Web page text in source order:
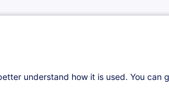
understand how it is used. You